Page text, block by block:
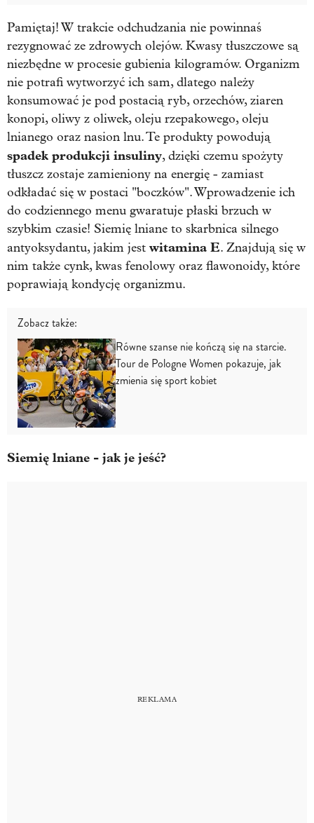
Pamiętaj! W trakcie odchudzania nie powinnaś
rezygnować ze zdrowych olejów. Kwasy tłuszczowe są
niezbędne w procesie gubienia kilogramów. Organizm
nie potrafi wytworzyć ich sam, dlatego należy
konsumować je pod postacią ryb, orzechów, ziaren
konopi, oliwy z oliwek, oleju rzepakowego, oleju
lnianego oraz nasion lnu. Te produkty powodują
spadek produkcji insuliny, dzięki czemu spożyty
tłuszcz zostaje zamieniony na energię - zamiast
odkładać się w postaci "boczków". Wprowadzenie ich
do codziennego menu gwaratuje płaski brzuch w
szybkim czasie! Siemię lniane to skarbnica silnego
antyoksydantu, jakim jest witamina E. Znajdują się w
nim także cynk, kwas fenolowy oraz flawonoidy, które
poprawiają kondycję organizmu.
Zobacz także:
Równe szanse nie kończą się na starcie.
Tour de Pologne Women pokazuje, jak
zmienia się sport kobiet
Siemię lniane - jak je jeść?